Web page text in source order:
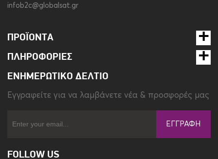
infob2c@globalsat.gr
ΠΡΟΪΌΝΤΑ
ΠΛΗΡΟΦΟΡΊΕΣ
ΕΝΗΜΕΡΩΤΙΚΌ ΔΕΛΤΊΟ
Eγγραφείτε για να λαμβάνετε νέα & προσφορές μας
ΕΓΓΡΑΦΉ
FOLLOW US